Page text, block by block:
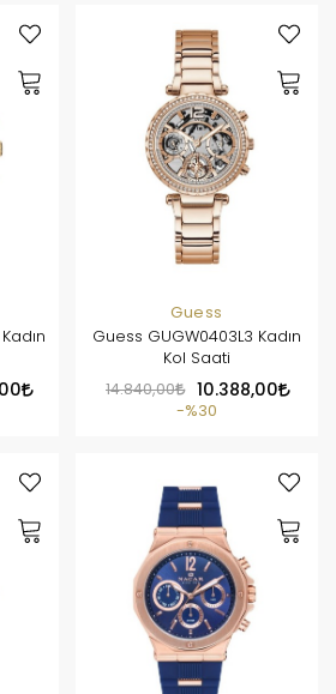
Guess
Guess GUGW0403L3 Kadın
Kol Saati
14.840,00
10.388,00
%30